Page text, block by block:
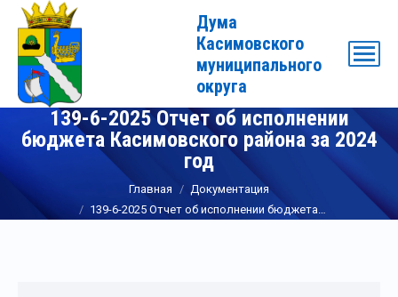
Дума
Касимовского
муниципального
округа
139-6-2025 Отчет об исполнении
бюджета Касимовского района за 2024
год
Вы здесь: Главная
Документация
139-6-2025 Отчет об исполнении бюджета…